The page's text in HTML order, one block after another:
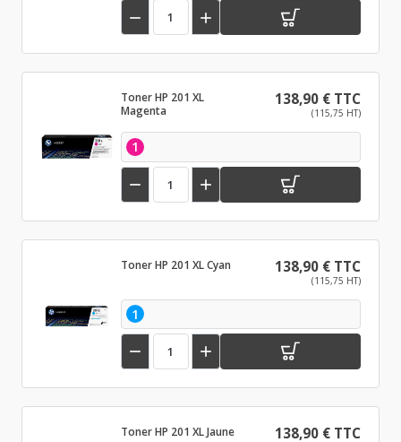
 
Toner HP 201 XL
Magenta
138,90 € TTC
(115,75 HT)
1
 
Toner HP 201 XL Cyan 138,90 € TTC
(115,75 HT)
1
 
Toner HP 201 XL Jaune 138,90 € TTC